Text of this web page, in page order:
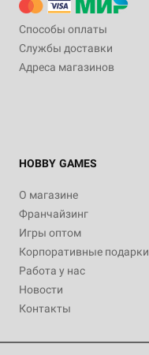
Способы оплаты
Службы доставки
Адреса магазинов
HOBBY GAMES
О магазине
Франчайзинг
Игры оптом
Корпоративные подарки
Работа у нас
Новости
Контакты